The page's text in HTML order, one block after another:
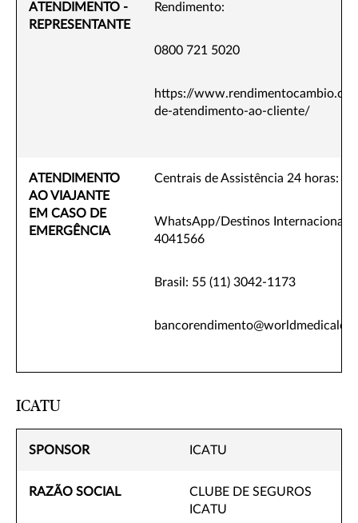
ATENDIMENTO -
REPRESENTANTE
Rendimento:
0800 721 5020
https://
de-atendimento-ao-cliente/
ATENDIMENTO
AO VIAJANTE
EM CASO DE
EMERGÊNCIA
Centrais de Assistência 24 horas:
WhatsApp/Destinos Internacionais:
4041566
Brasil: 55 (11) 3042-1173
ICATU
SPONSOR ICATU
RAZÃO SOCIAL
CLUBE DE SEGUROS
ICATU